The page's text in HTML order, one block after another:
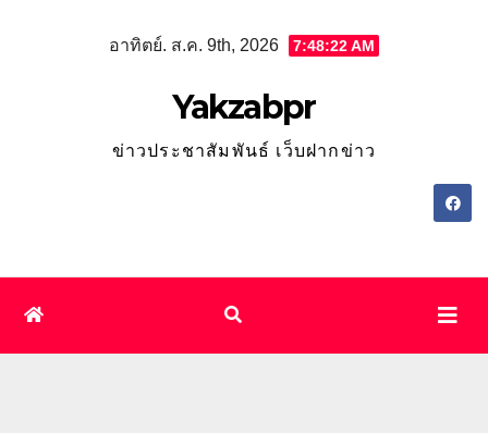
อาทิตย์. ส.ค. 9th, 2026 7:48:22 AM
Yakzabpr
ข่าวประชาสัมพันธ์ เว็บฝากข่าว